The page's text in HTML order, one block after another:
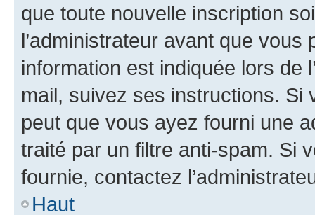
que toute nouvelle inscription
l’administrateur avant que
information est indiquée lors de
mail, suivez ses instructions. Si
peut que vous ayez fourni une
traité par un filtre anti-spam. Si
fournie, contactez
Haut